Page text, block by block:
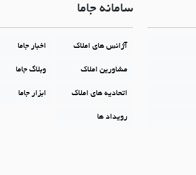
سامانه جاما
آژانس های املاک اخبار جاما
مشاورین املاک وبلاگ جاما
اتحادیه های املاک ابزار جاما
رویداد ها